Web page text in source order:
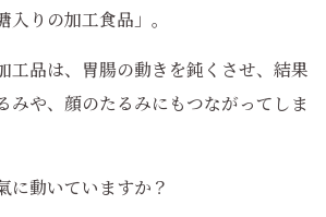
りの加工食品」。
工品は、胃腸の動きを鈍くさせ、結果
みや、顔のたるみにもつながってしま
に動いていますか？